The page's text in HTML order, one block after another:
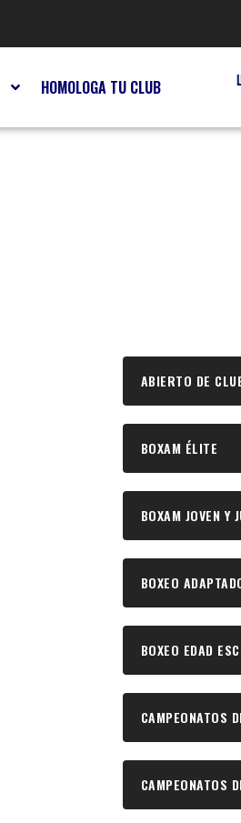
HOMOLOGA TU CLUB
ABIERTO DE
BOXAM ÉLITE
BOXAM JOVEN Y
BOXEO
BOXEO EDAD
CAMPEONATOS
CAMPEONATOS